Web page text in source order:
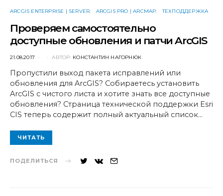
ARCGIS ENTERPRISE | SERVER ARCGIS PRO | ARCMAP ТЕХПОДДЕРЖКА
Проверяем самостоятельно
доступные обновления и патчи ArcGIS
POSTED
21.08.2017 АВТОР: КОНСТАНТИН НАГОРНЮК
Пропустили выход пакета исправлений или
обновления для ArcGIS? Собираетесь установить
ArcGIS с чистого листа и хотите знать все доступные
обновления? Страница технической поддержки Esri
CIS теперь содержит полный актуальный список…
ЧИТАТЬ
ПОДЕЛИТЬСЯ